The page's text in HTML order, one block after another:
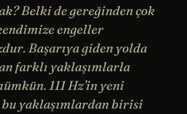
Belki de gereğinden çok
engeller
Başarıya giden yolda
farklı yaklaşımlarla
111 Hz’in yeni
yaklaşımlardan birisi